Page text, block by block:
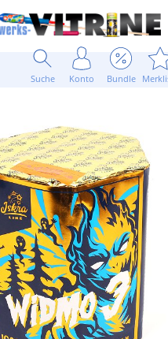
Suche Konto Bundle